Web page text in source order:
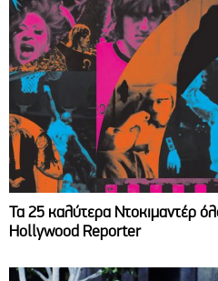
Τα 25 καλύτερα Ντοκιμαντέρ
Hollywood Reporter